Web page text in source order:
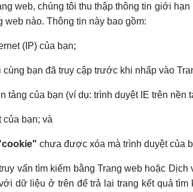
web, chúng tôi thu thập thông tin giới
web nào. Thông tin này bao gồm:
(IP) của bạn;
cùng bạn đã truy cập trước khi nhấp vào
tảng của bạn (ví dụ: trình duyệt IE trên nền
của bạn; và
chưa được xóa mà trình duyệt của
vấn tìm kiếm bằng Trang web hoặc
dữ liệu ở trên để trả lại trang kết quả